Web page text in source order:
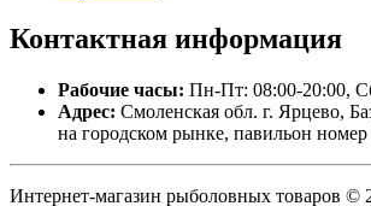
Контактная информация
Рабочие часы: Пн-Пт: 08:00-20:00,
Адрес: Смоленская обл. г. Ярцево,
на городском рынке, павильон номер
Интернет-магазин рыболовных товаров ©